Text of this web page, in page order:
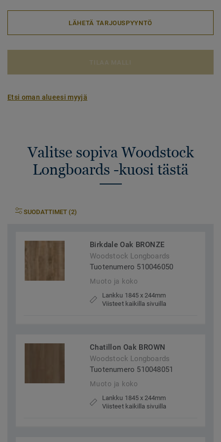
LÄHETÄ TARJOUSPYYNTÖ
Etsi oman alueesi myyjä
Valitse sopiva Woodstock
Longboards -kuosi tästä
SUODATTIMET (2)
Birkdale Oak BRONZE
Woodstock Longboards
Tuotenumero 510046050
Muoto ja koko
Lankku 1845 x 244mm
Viisteet kaikilla sivuilla
Chatillon Oak BROWN
Woodstock Longboards
Tuotenumero 510048051
Muoto ja koko
Lankku 1845 x 244mm
Viisteet kaikilla sivuilla